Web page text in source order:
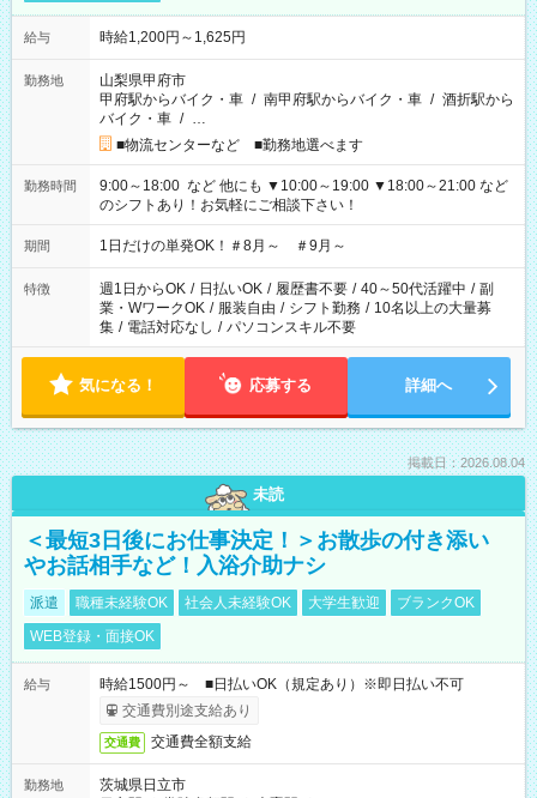
給与 時給1,200円～1,625円
勤務地
山梨県甲府市
甲府駅からバイク・車 / 南甲府駅からバイク・車 / 酒折駅から
バイク・車 / …
■物流センターなど ■勤務地選べます
勤務時間
9:00～18:00 など 他にも ▼10:00～19:00 ▼18:00～21:00 など
のシフトあり！お気軽にご相談下さい！
期間 1日だけの単発OK！＃8月～ ＃9月～
特徴 週1日からOK / 日払いOK / 履歴書不要 / 40～50代活躍中 / 副
業・WワークOK / 服装自由 / シフト勤務 / 10名以上の大量募
集 / 電話対応なし / パソコンスキル不要
気になる！ 応募する 詳細へ
掲載日：2026.08.04
未読
＜最短3日後にお仕事決定！＞お散歩の付き添い
やお話相手など！入浴介助ナシ
派遣 職種未経験OK 社会人未経験OK 大学生歓迎
ブランクOK
WEB登録・面接OK
給与
時給1500円～ ■日払いOK（規定あり）※即日払い不可
交通費別途支給あり
交通費 交通費全額支給
勤務地
茨城県日立市